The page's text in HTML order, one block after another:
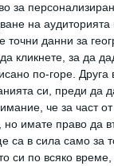
за
на аудиторията
точни данни за
кликнете, за да
по-горе.
си, преди да
че за част
но имате право да
са в сила само за
си по всяко